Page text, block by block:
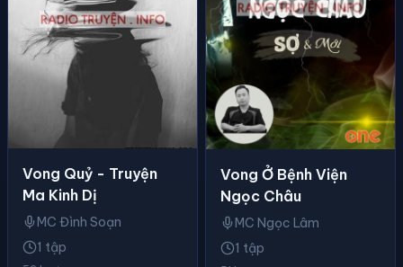
Vong Quỷ - Truyện
Ma Kinh Dị
MC Đình Soạn
1 tập
Vong Ở Bệnh Viện
Ngọc Châu
MC Ngọc Lâm
1 tập